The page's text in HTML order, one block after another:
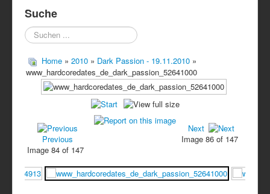
Suche
Suchen
...
Home » 2010 » Dark Passion - 19.11.2010 »
www_hardcoredates_de_dark_passion_52641000
Previous
Image 84 of 147
Next
Image 86 of 147